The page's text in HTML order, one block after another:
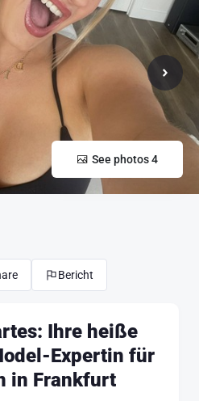
See photos 4
Bericht
Ihre heiße
Expertin für
in Frankfurt